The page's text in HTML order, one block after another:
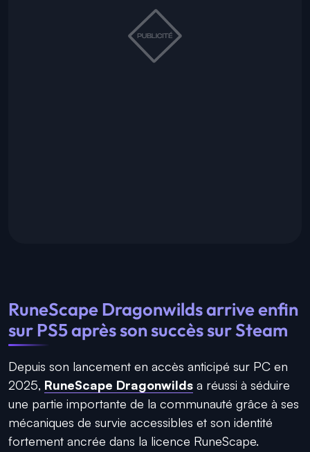
RuneScape Dragonwilds arrive enfin
sur PS5 après son succès sur Steam
Depuis son lancement en accès anticipé sur PC en
2025, RuneScape Dragonwilds a réussi à séduire
une partie importante de la communauté grâce à ses
mécaniques de survie accessibles et son identité
fortement ancrée dans la licence RuneScape.